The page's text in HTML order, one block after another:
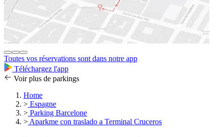
Toutes vos réservations sont dans notre app
Téléchargez l'app
Voir plus de parkings
Home
> Espagne
> Parking Barcelone
> Aparkme con traslado a Terminal Cruceros